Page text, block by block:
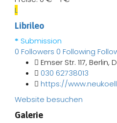
L
Librileo
Submission
0 Followers 0 Following
Emser Str. 117,
030 62738013
https://
Website besuchen
Galerie